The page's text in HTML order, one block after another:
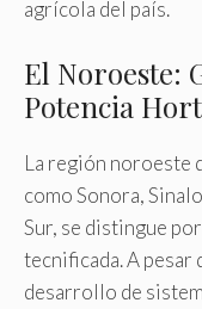
agrícola del país.
El Noroeste:
Potencia
La región noroeste
como Sonora,
Sur, se distingue
tecnificada. A pesar
desarrollo de